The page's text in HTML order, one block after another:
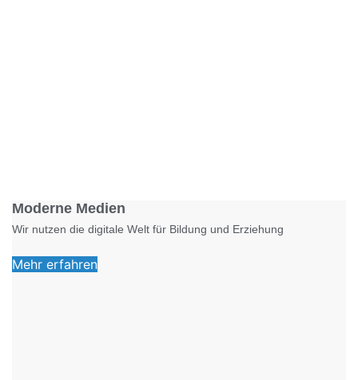
Moderne Medien
Wir nutzen die digitale Welt für Bildung und Erziehung
Mehr erfahren